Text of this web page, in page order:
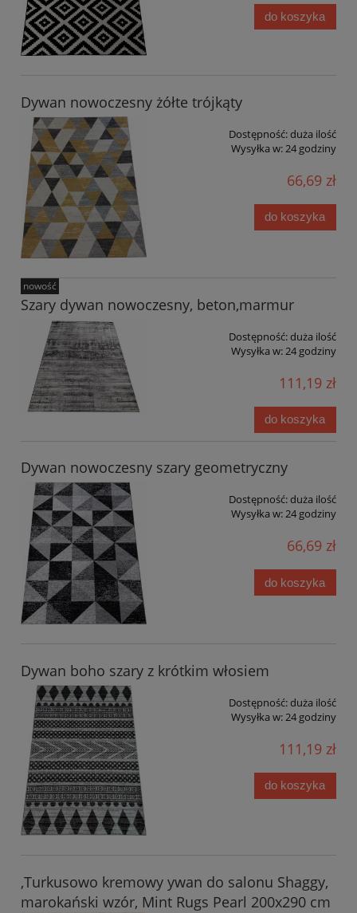
do koszyka
Dywan nowoczesny żółte trójkąty
Dostępność:duża ilość
Wysyłka w:24 godziny
66,69 zł
do koszyka
Szary dywan nowoczesny, beton,marmur
Dostępność:duża ilość
Wysyłka w:24 godziny
111,19 zł
do koszyka
nowość
Dywan nowoczesny szary geometryczny
Dostępność:duża ilość
Wysyłka w:24 godziny
66,69 zł
do koszyka
Dywan boho szary z krótkim włosiem
Dostępność:duża ilość
Wysyłka w:24 godziny
111,19 zł
do koszyka
,Turkusowo kremowy ywan do salonu Shaggy,
marokański wzór, Mint Rugs Pearl 200x290 cm